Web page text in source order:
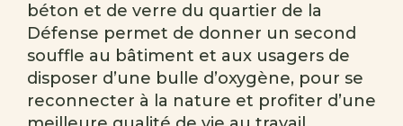
béton et de verre du quartier de la
Défense permet de donner un second
souffle au bâtiment et aux usagers de
disposer d’une bulle d’oxygène, pour se
reconnecter à la nature et profiter d’une